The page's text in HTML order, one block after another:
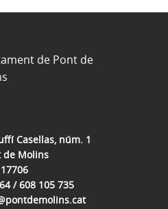
Casellas, núm. 1
de Molins
17706
/ 608 105 735
de Pont de